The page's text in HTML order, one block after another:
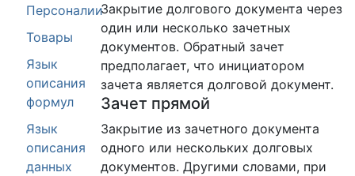
Персоналии
Товары
Язык
описания
формул
Язык
описания
данных
Закрытие долгового документа через
один или несколько зачетных
документов. Обратный зачет
предполагает, что инициатором
зачета является долговой документ.
Зачет прямой
Закрытие из зачетного документа
одного или нескольких долговых
документов. Другими словами, при